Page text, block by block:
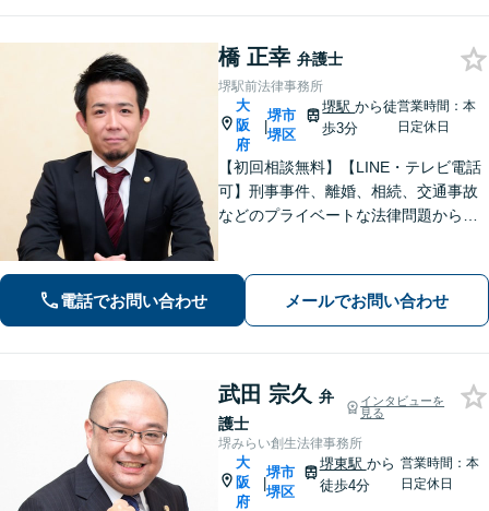
所を目指します
橋 正幸 弁護士
堺駅前法律事務所
大
阪
府
|
堺市
堺区
堺駅から徒
歩3分
営業時間：本
日定休日
【初回相談無料】【LINE・テレビ電話
可】刑事事件、離婚、相続、交通事故
などのプライベートな法律問題から、
広く対応。トラブル解決のための身近
な相談相手として、お気軽にご連絡く
電話でお問い合わせ メールでお問い合わせ
武田 宗久 弁
護士
インタビューを
見る
堺みらい創生法律事務所
大
阪
府
|
堺市
堺区
堺東駅 から
徒歩4分
営業時間：本
日定休日